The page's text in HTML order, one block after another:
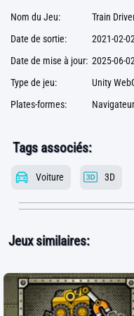
Nom du Jeu:
Train
Date de sortie:
2021-02-
Date de mise à jour: 2025-06-
Type de jeu:
Unity
Plates-formes:
Tags associés:
Voiture 3D
Jeux similaires: